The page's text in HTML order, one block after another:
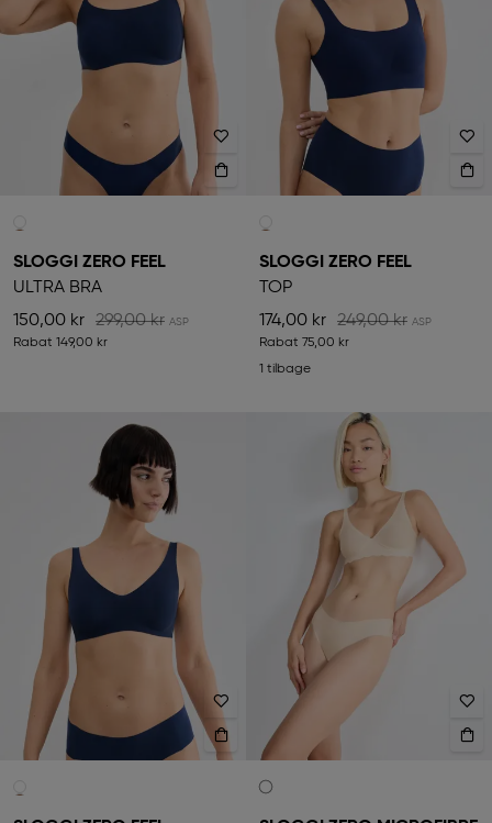
SLOGGI ZERO FEEL
ULTRA BRA
150,00 kr
299,00 kr
Rabat 149,00 kr
SLOGGI ZERO FEEL
TOP
174,00 kr
249,00 kr
Rabat 75,00 kr
1 tilbage